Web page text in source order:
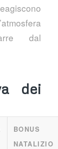
dal
dei
BONUS
NATALIZIO